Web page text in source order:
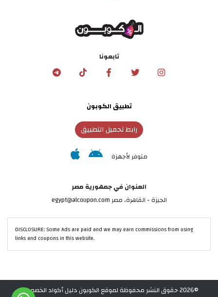
تابعونا
تطبيق الكوبون
رابط تحميل التطبيق
متوفر لأجهزة
العنوان في جمهورية مصر
الجيزة - القاهرة، مصر egypt@alcoupon.com
DISCLOSURE: Some Ads are paid and we may earn commissions from using
links and coupons in this website.
©2026 حقوق النشر محفوظة لموقع الكوبون دليل أكواد الخصم في